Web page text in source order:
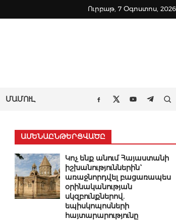
Ուրբաթ, 7 Օգոստոս, 2026
ՄԱՄՈՒԼ
Facebook
TwitterYoutube
ԱՄԵՆԱԸՆԹԵՐՑՎԱԾԸ
Կոչ ենք անում Հայաստանի
իշխանություններին`
առաջնորդվել բացառապես
օրինականության
սկզբունքներով.
եպիսկոպոսների
հայտարարությունը